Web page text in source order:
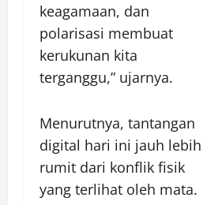
keagamaan, dan
polarisasi membuat
kerukunan kita
terganggu,” ujarnya.
Menurutnya, tantangan
digital hari ini jauh lebih
rumit dari konflik fisik
yang terlihat oleh mata.